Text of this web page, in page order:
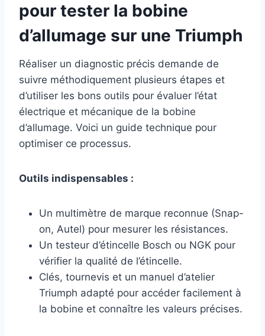
pour tester la bobine
d’allumage sur une Triumph
Réaliser un diagnostic précis demande de
suivre méthodiquement plusieurs étapes et
d’utiliser les bons outils pour évaluer l’état
électrique et mécanique de la bobine
d’allumage. Voici un guide technique pour
optimiser ce processus.
Outils indispensables :
Un multimètre de marque reconnue (Snap-
on, Autel) pour mesurer les résistances.
Un testeur d’étincelle Bosch ou NGK pour
vérifier la qualité de l’étincelle.
Clés, tournevis et un manuel d’atelier
Triumph adapté pour accéder facilement à
la bobine et connaître les valeurs précises.